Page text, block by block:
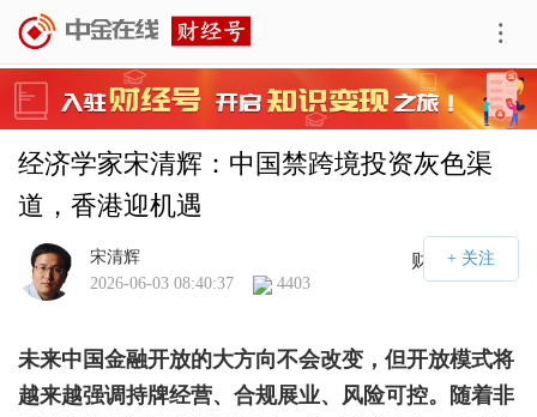
经济学家宋清辉：中国禁跨境投资灰色渠
道，香港迎机遇
财经号APP
宋清辉
2026-06-03 08:40:37
4403
未来中国金融开放的大方向不会改变，但开放模式将
越来越强调持牌经营、合规展业、风险可控。随着非